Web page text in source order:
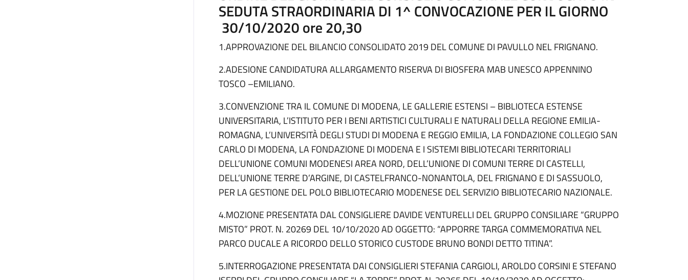
SEDUTA STRAORDINARIA DI 1^ CONVOCAZIONE PER IL GIORNO
30/10/2020 ore 20,30
1.APPROVAZIONE DEL BILANCIO CONSOLIDATO 2019 DEL COMUNE DI PAVULLO NEL FRIGNANO.
2.ADESIONE CANDIDATURA ALLARGAMENTO RISERVA DI BIOSFERA MAB UNESCO APPENNINO
TOSCO –EMILIANO.
3.CONVENZIONE TRA IL COMUNE DI MODENA, LE GALLERIE ESTENSI – BIBLIOTECA ESTENSE
UNIVERSITARIA, L’ISTITUTO PER I BENI ARTISTICI CULTURALI E NATURALI DELLA REGIONE EMILIA-
ROMAGNA, L’UNIVERSITÀ DEGLI STUDI DI MODENA E REGGIO EMILIA, LA FONDAZIONE COLLEGIO SAN
CARLO DI MODENA, LA FONDAZIONE DI MODENA E I SISTEMI BIBLIOTECARI TERRITORIALI
DELL’UNIONE COMUNI MODENESI AREA NORD, DELL’UNIONE DI COMUNI TERRE DI CASTELLI,
DELL’UNIONE TERRE D’ARGINE, DI CASTELFRANCO-NONANTOLA, DEL FRIGNANO E DI SASSUOLO,
PER LA GESTIONE DEL POLO BIBLIOTECARIO MODENESE DEL SERVIZIO BIBLIOTECARIO NAZIONALE.
4.MOZIONE PRESENTATA DAL CONSIGLIERE DAVIDE VENTURELLI DEL GRUPPO CONSILIARE “GRUPPO
MISTO” PROT. N. 20269 DEL 10/10/2020 AD OGGETTO: “APPORRE TARGA COMMEMORATIVA NEL
PARCO DUCALE A RICORDO DELLO STORICO CUSTODE BRUNO BONDI DETTO TITINA”.
5.INTERROGAZIONE PRESENTATA DAI CONSIGLIERI STEFANIA CARGIOLI, AROLDO CORSINI E STEFANO